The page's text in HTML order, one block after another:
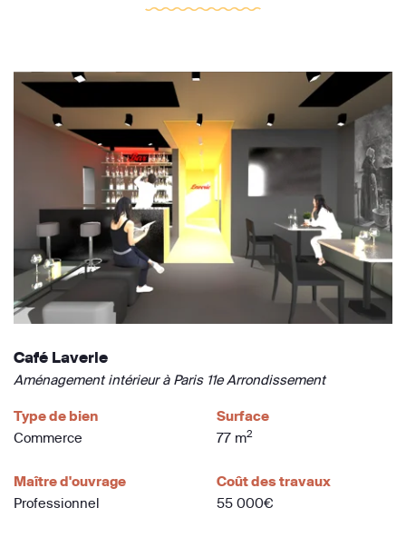
Café Laverie
Aménagement intérieur à Paris 11e Arrondissement
Type de bien
Commerce
Surface
77 m2
Maître d'ouvrage
Professionnel
Coût des travaux
55 000€